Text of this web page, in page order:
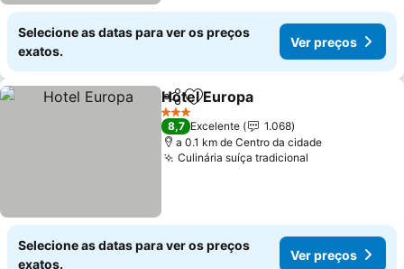
Selecione as datas para ver os preços
exatos.
Ver preços
PartilharAdicionar aos favoritos
Hotel Europa
3 Estrelas
8,7 Excelente
1.068
a 0.1 km de Centro da cidade
Culinária suíça tradicional
Selecione as datas para ver os preços
exatos.
Ver preços